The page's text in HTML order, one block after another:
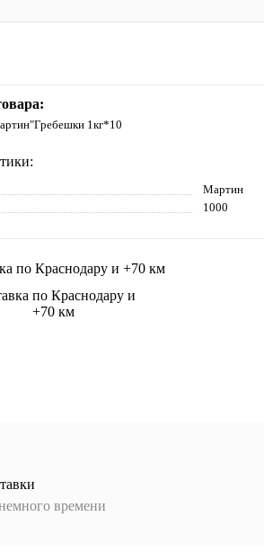
1кг*10
Мартин
1000
по Краснодару и
+70 км
времени